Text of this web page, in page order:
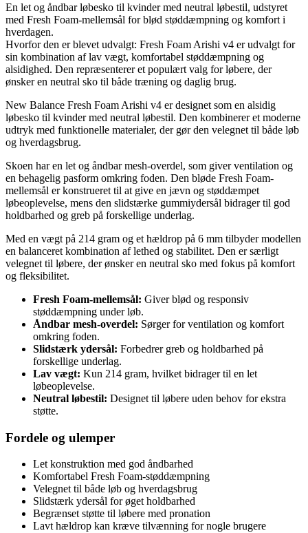
En let og åndbar løbesko til kvinder med neutral løbestil, udstyret
med Fresh Foam-mellemsål for blød støddæmpning og komfort i
hverdagen.
Hvorfor den er blevet udvalgt: Fresh Foam Arishi v4 er udvalgt for
sin kombination af lav vægt, komfortabel støddæmpning og
alsidighed. Den repræsenterer et populært valg for løbere, der
ønsker en neutral sko til både træning og daglig brug.
New Balance Fresh Foam Arishi v4 er designet som en alsidig
løbesko til kvinder med neutral løbestil. Den kombinerer et moderne
udtryk med funktionelle materialer, der gør den velegnet til både løb
og hverdagsbrug.
Skoen har en let og åndbar mesh-overdel, som giver ventilation og
en behagelig pasform omkring foden. Den bløde Fresh Foam-
mellemsål er konstrueret til at give en jævn og støddæmpet
løbeoplevelse, mens den slidstærke gummiydersål bidrager til god
holdbarhed og greb på forskellige underlag.
Med en vægt på 214 gram og et hældrop på 6 mm tilbyder modellen
en balanceret kombination af lethed og stabilitet. Den er særligt
velegnet til løbere, der ønsker en neutral sko med fokus på komfort
og fleksibilitet.
Fresh Foam-mellemsål: Giver blød og responsiv
støddæmpning under løb.
Åndbar mesh-overdel: Sørger for ventilation og komfort
omkring foden.
Slidstærk ydersål: Forbedrer greb og holdbarhed på
forskellige underlag.
Lav vægt: Kun 214 gram, hvilket bidrager til en let
løbeoplevelse.
Neutral løbestil: Designet til løbere uden behov for ekstra
støtte.
Fordele og ulemper
Let konstruktion med god åndbarhed
Komfortabel Fresh Foam-støddæmpning
Velegnet til både løb og hverdagsbrug
Slidstærk ydersål for øget holdbarhed
Begrænset støtte til løbere med pronation
Lavt hældrop kan kræve tilvænning for nogle brugere